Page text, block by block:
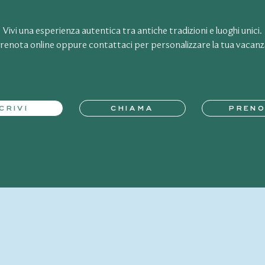
Vivi una esperienza autentica tra antiche tradizioni e luoghi unici.
online oppure contattaci per personalizzare la tua
CHIAMA